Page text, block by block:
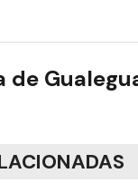
de